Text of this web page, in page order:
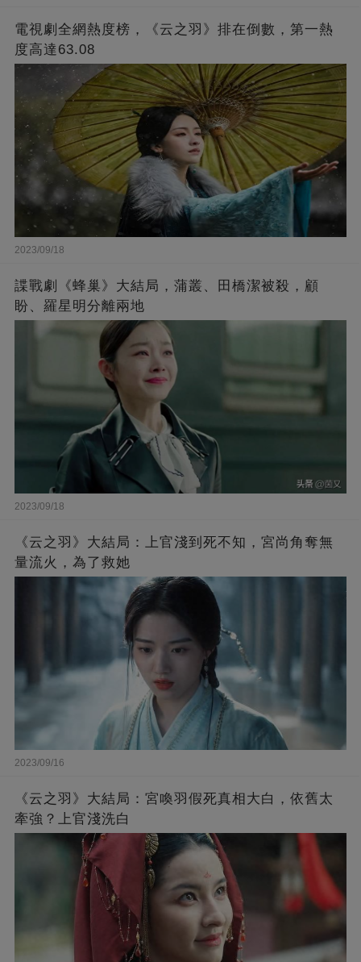
電視劇全網熱度榜，《云之羽》排在倒數，第一熱
度高達63.08
2023/09/18
諜戰劇《蜂巢》大結局，蒲叢、田橋潔被殺，顧
盼、羅星明分離兩地
2023/09/18
《云之羽》大結局：上官淺到死不知，宮尚角奪無
量流火，為了救她
2023/09/16
《云之羽》大結局：宮喚羽假死真相大白，依舊太
牽強？上官淺洗白